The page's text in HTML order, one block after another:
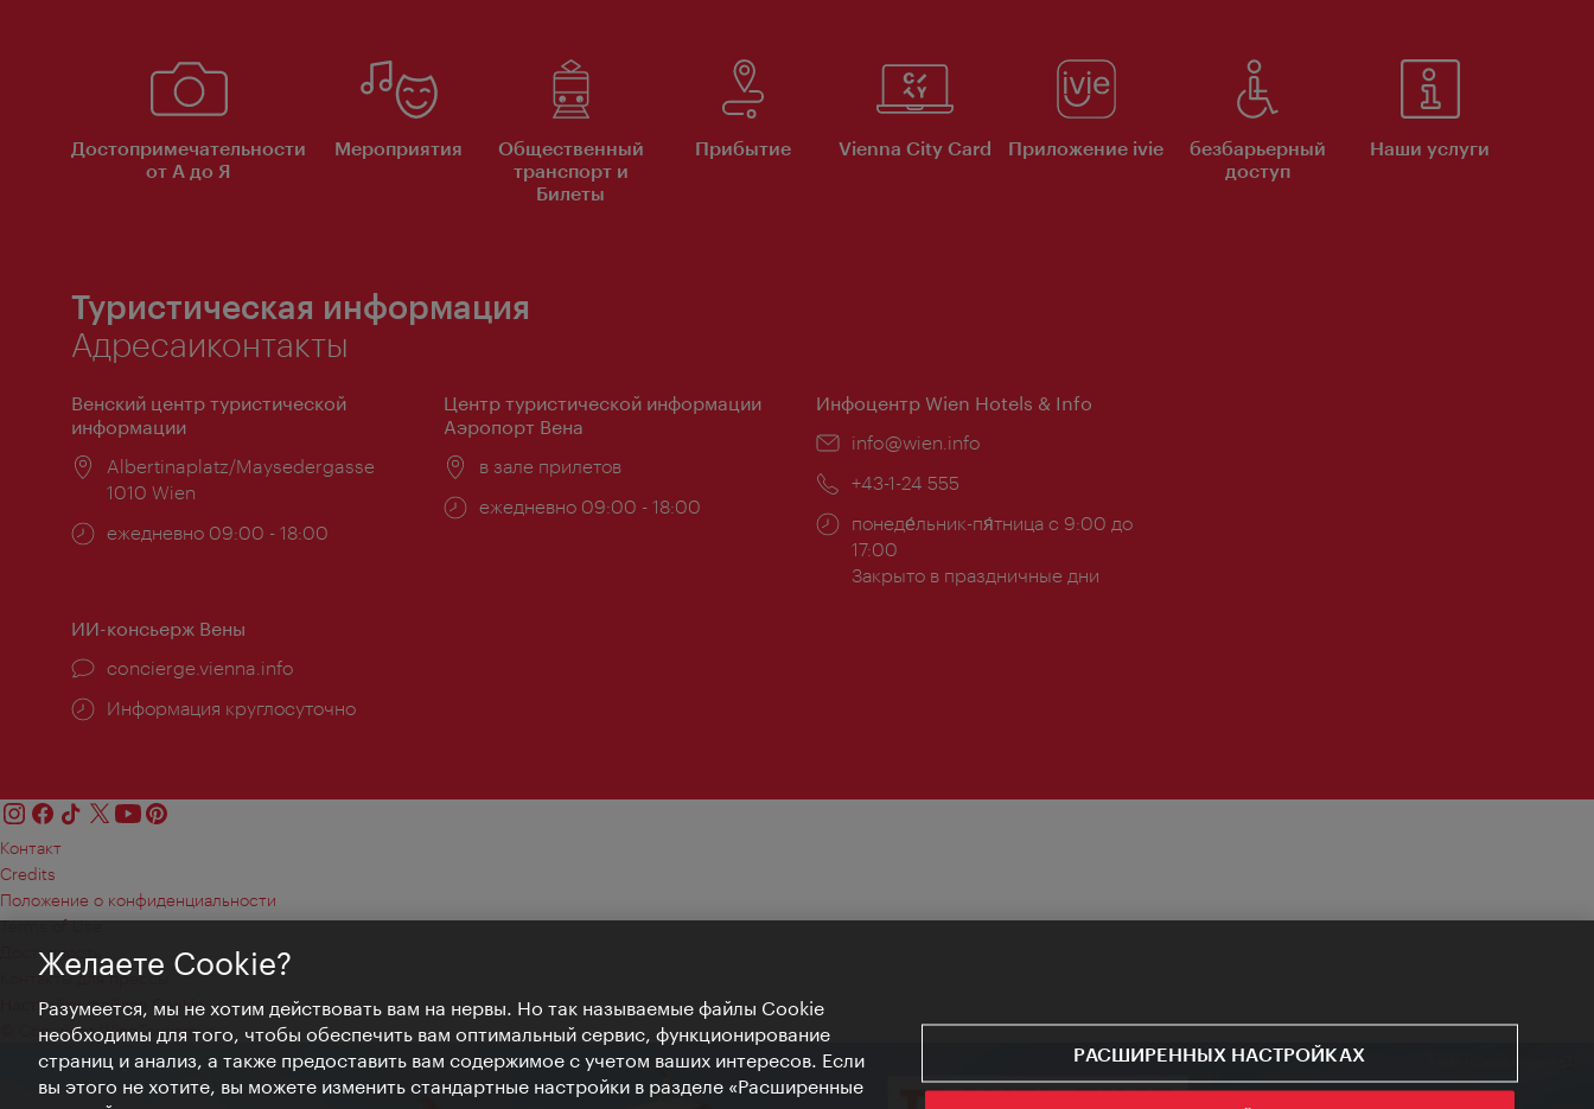
Достопримечательности
от А до Я
Мероприятия
Общественный
транспорт и
Билеты
Прибытие Vienna City Card Приложение ivie
безбарьерный
доступ
Наши услуги
Туристическая информация
Адресаиконтакты
Венский центр туристической
информации
Расположение:
Albertinaplatz/Maysedergasse
1010 Wien
Часы
ежедневно 09:00 - 18:00
Центр туристической информации
Аэропорт Вена
Расположение:
в зале прилетов
Часы
ежедневно 09:00 - 18:00
Инфоцентр Wien Hotels & Info
Эл.
info@wien.info
Телефон:
+43-1-24 555
Часы
работы:
понеде́льник-пя́тница с 9:00 до
17:00
Закрыто в праздничные дни
ИИ-консьерж Вены
concierge.vienna.info
Информация круглосуточно
Контакт
Credits
Положение о конфиденциальности
Terms of Use
Доступность
Контакты для прессы
Настройки файлов Cookie
© Copyright WienTourismus
Желаете Cookie?
Разумеется, мы не хотим действовать вам на нервы. Но так называемые файлы Cookie
необходимы для того, чтобы обеспечить вам оптимальный сервис, функционирование
страниц и анализ, а также предоставить вам содержимое с учетом ваших интересов. Если
вы этого не хотите, вы можете изменить стандартные настройки в разделе «Расширенные
РАСШИРЕННЫХ НАСТРОЙКАХ